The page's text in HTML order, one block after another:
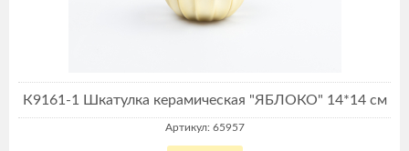
К9161-1 Шкатулка керамическая "ЯБЛОКО" 14*14 см
Артикул: 65957